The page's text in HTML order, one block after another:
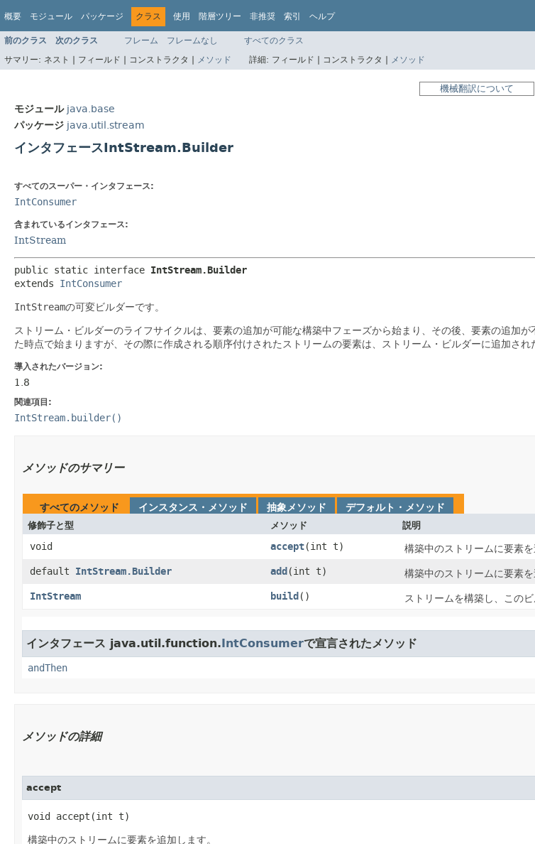
概要 モジュール パッケージ クラス 使用 階層ツリー 非推奨 索引 ヘルプ
前のクラス 次のクラス フレーム フレームなし すべてのクラス
サマリー: ネスト | フィールド | コンストラクタ | メソッド 詳細: フィールド | コンストラクタ | メソッド
機械翻訳について
モジュール java.base
パッケージ java.util.stream
インタフェースIntStream.Builder
すべてのスーパー・インタフェース:
IntConsumer
含まれているインタフェース:
IntStream
public static interface IntStream.Builder
extends IntConsumer
IntStreamの可変ビルダーです。
ストリーム・ビルダーのライフサイクルは、要素の追加が可能な構築中フェーズから始まり、その後、要素の追加が
た時点で始まりますが、その際に作成される順序付けされたストリームの要素は、ストリーム・ビルダーに追加され
導入されたバージョン:
1.8
関連項目:
IntStream.builder()
メソッドのサマリー
すべてのメソッド インスタンス・メソッド 抽象メソッド デフォルト・メソッド
修飾子と型 メソッド 説明
void accept​(int t) 構築中のストリームに要素を
default IntStream.Builder add ​(int t) 構築中のストリームに要素を
IntStream build () ストリームを構築し、この
インタフェース java.util.function.IntConsumerで宣言されたメソッド
andThen
メソッドの詳細
accept
void accept​(int t)
構築中のストリームに要素を追加します。